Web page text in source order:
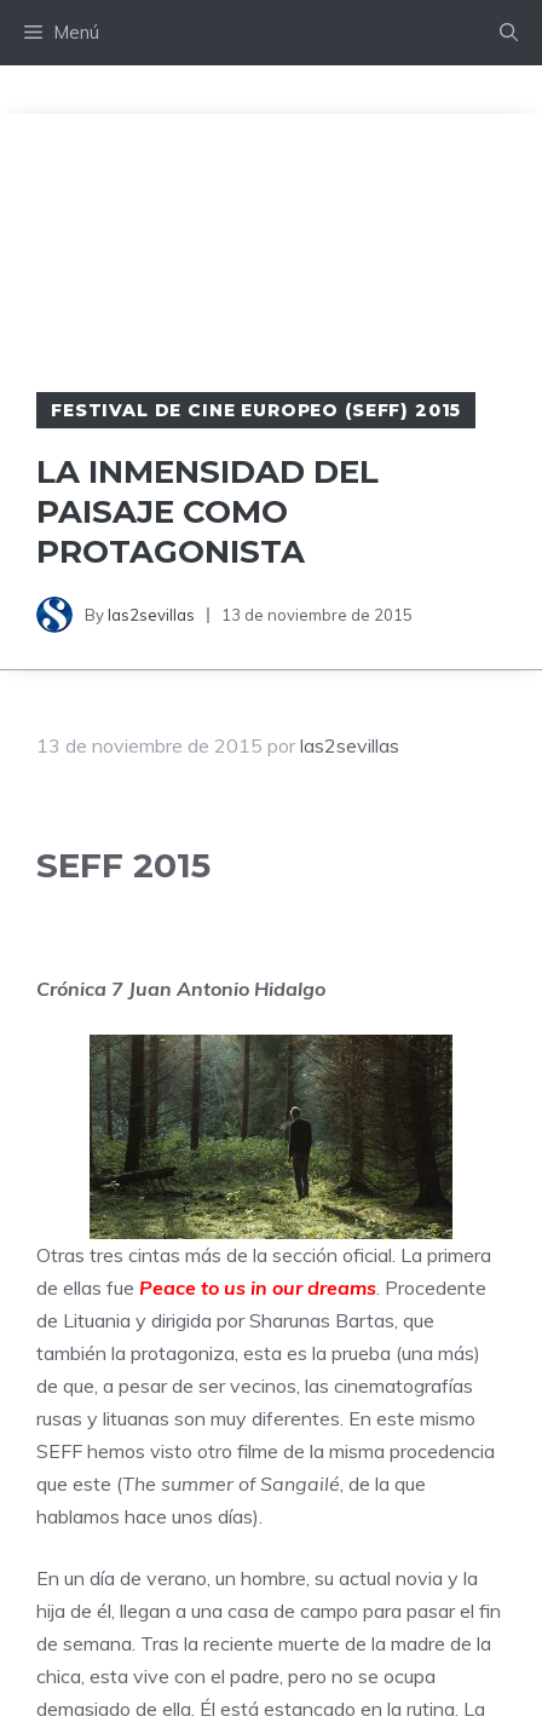
Menú
FESTIVAL DE CINE EUROPEO (SEFF) 2015
LA INMENSIDAD DEL
PAISAJE COMO
PROTAGONISTA
Bylas2sevillas 13 de noviembre de 2015
13 de noviembre de 2015 por las2sevillas
SEFF 2015
Crónica 7 Juan Antonio Hidalgo
Otras tres cintas más de la sección oficial. La primera
de ellas fue Peace to us in our dreams. Procedente
de Lituania y dirigida por Sharunas Bartas, que
también la protagoniza, esta es la prueba (una más)
de que, a pesar de ser vecinos, las cinematografías
rusas y lituanas son muy diferentes. En este mismo
SEFF hemos visto otro filme de la misma procedencia
que este (The summer of Sangailé, de la que
hablamos hace unos días).
En un día de verano, un hombre, su actual novia y la
hija de él, llegan a una casa de campo para pasar el fin
de semana. Tras la reciente muerte de la madre de la
chica, esta vive con el padre, pero no se ocupa
demasiado de ella. Él está estancado en la rutina. La